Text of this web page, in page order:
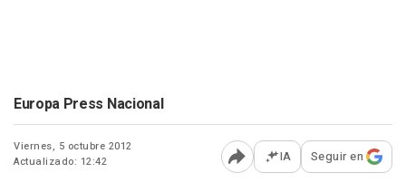
Europa Press Nacional
Viernes, 5 octubre 2012
Actualizado: 12:42
Abrir opciones para
IA Seguir en